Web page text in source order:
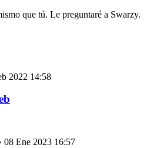
que tú. Le preguntaré a Swarzy.
2022 14:58
08 Ene 2023 16:57